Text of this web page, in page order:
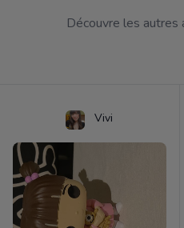
Découvre les autres
Vivi